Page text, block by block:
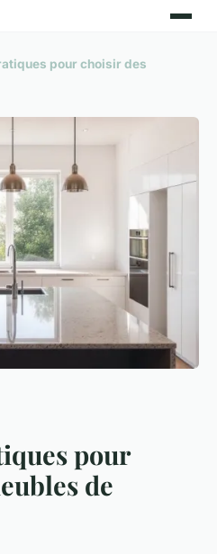
pour choisir des
pour
de